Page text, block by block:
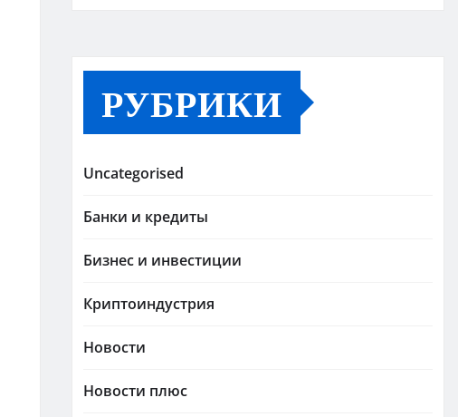
РУБРИКИ
Uncategorised
Банки и кредиты
Бизнес и инвестиции
Криптоиндустрия
Новости
Новости плюс